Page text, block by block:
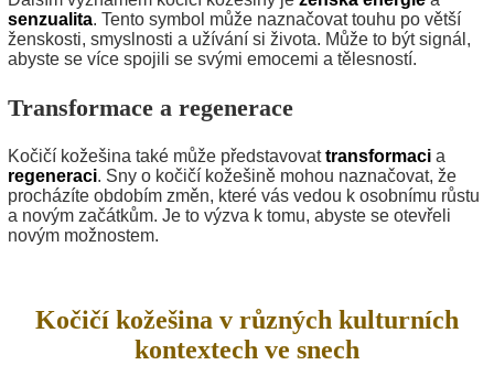
senzualita. Tento symbol může naznačovat touhu po větší
ženskosti, smyslnosti a užívání si života. Může to být signál,
abyste se více spojili se svými emocemi a tělesností.
Transformace a regenerace
Kočičí kožešina také může představovattransformaci a
regeneraci. Sny o kočičí kožešině mohou naznačovat, že
procházíte obdobím změn, které vás vedou k osobnímu růstu
a novým začátkům. Je to výzva k tomu, abyste se otevřeli
novým možnostem.
Kočičí kožešina v různých kulturních
kontextech ve snech